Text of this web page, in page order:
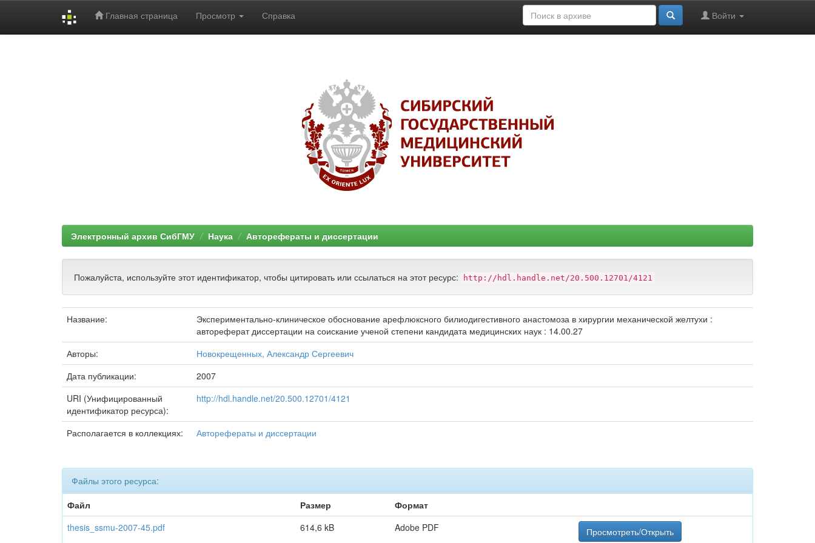
Главная страница Просмотр Справка Войти
Электронный архив СибГМУ Наука Авторефераты и диссертации
Пожалуйста, используйте этот идентификатор, чтобы цитировать или ссылаться на этот ресурс: http://hdl.handle.net/20.500.12701/4121
Название:
Экспериментально-клиническое обоснование арефлюксного билиодигестивного анастомоза в хирургии механической желтухи :
автореферат диссертации на соискание ученой степени кандидата медицинских наук : 14.00.27
Авторы:
Новокрещенных, Александр Сергеевич
Дата публикации:
2007
URI (Унифицированный
идентификатор ресурса):
http://hdl.handle.net/20.500.12701/4121
Располагается в коллекциях: Авторефераты и диссертации
Файлы этого ресурса:
Файл
Размер
Формат
thesis_ssmu-2007-45.pdf
614,6 kB Adobe PDF Просмотреть/Открыть